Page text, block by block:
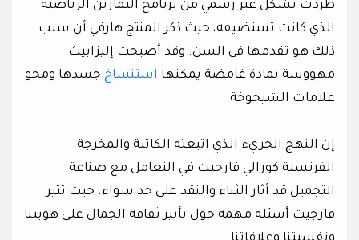
طُردت بشكل غير رسمي من برنامج التمارين الرياضية
الذي كانت تستضيفه، حيث ذكر المنتج هارفي أن سبب
ذلك هو تقدمها في السن. وقد أصبحت إليزابيث
مهووسة بمادة غامضة يمكنها استنساخ جسدها ومحو
علامات الشيخوخة.
إن النهج الجريء الذي اتبعته الكاتبة والمخرجة
الفرنسية كورالي فارجيت في التعامل مع صناعة
التجميل قد أثار الثناء والنقد على حد سواء. حيث تثير
فارجيت أسئلة مهمة حول تأثير ثقافة الجمال على هويتنا